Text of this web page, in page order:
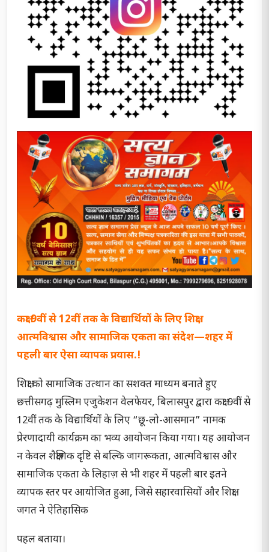
कक्षा 9वीं से 12वीं तक के विद्यार्थियों के लिए शिक्षा,
आत्मविश्वास और सामाजिक एकता का संदेश—शहर में
पहली बार ऐसा व्यापक प्रयास.!
शिक्षा को सामाजिक उत्थान का सशक्त माध्यम बनाते हुए
छत्तीसगढ़ मुस्लिम एजुकेशन वेलफेयर, बिलासपुर द्वारा कक्षा 9वीं से
12वीं तक के विद्यार्थियों के लिए “छू-लो-आसमान” नामक
प्रेरणादायी कार्यक्रम का भव्य आयोजन किया गया। यह आयोजन
न केवल शैक्षणिक दृष्टि से बल्कि जागरूकता, आत्मविश्वास और
सामाजिक एकता के लिहाज़ से भी शहर में पहली बार इतने
व्यापक स्तर पर आयोजित हुआ, जिसे सहारवासियों और शिक्षा
जगत ने ऐतिहासिक
पहल बताया।